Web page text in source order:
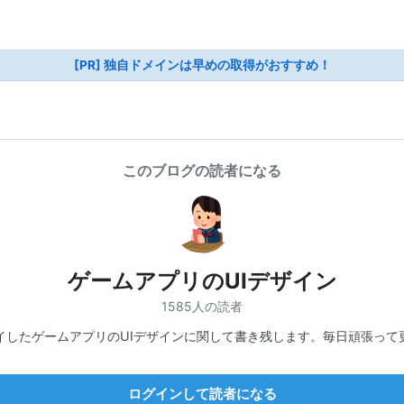
[PR] 独自ドメインは早めの取得がおすすめ！
このブログの読者になる
ゲームアプリのUIデザイン
1585人の読者
したゲームアプリのUIデザインに関して書き残します。毎日頑張って
ログインして読者になる